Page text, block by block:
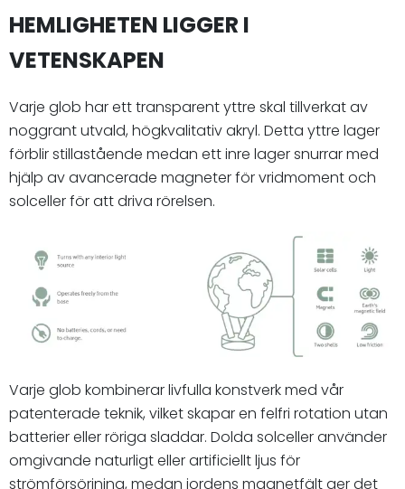
HEMLIGHETEN LIGGER I
VETENSKAPEN
Varje glob har ett transparent yttre skal tillverkat av
noggrant utvald, högkvalitativ akryl. Detta yttre lager
förblir stillastående medan ett inre lager snurrar med
hjälp av avancerade magneter för vridmoment och
solceller för att driva rörelsen.
Varje glob kombinerar livfulla konstverk med vår
patenterade teknik, vilket skapar en felfri rotation utan
batterier eller röriga sladdar. Dolda solceller använder
omgivande naturligt eller artificiellt ljus för
strömförsörjning, medan jordens magnetfält ger det